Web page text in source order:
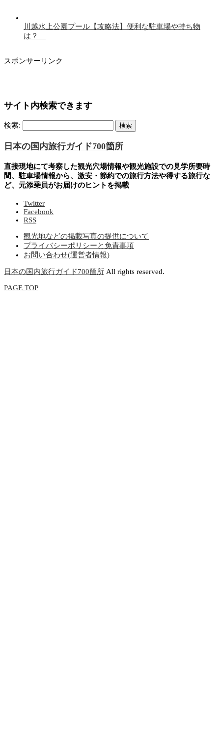
川越水上公園プール【攻略法】便利な駐車場や持ち物
は？
スポンサーリンク
サイト内検索できます
検索:
日本の国内旅行ガイド700箇所
直接現地にて考察した観光穴場情報や観光施設での見学所要時
間、駐車場情報から、激安・節約での旅行方法や得する旅行な
ど、元添乗員がお届けのヒントを掲載
Twitter
Facebook
RSS
観光地などの掲載写真の提供について
プライバシーポリシーと免責事項
お問い合わせ(運営者情報)
日本の国内旅行ガイド700箇所 All rights reserved.
PAGE TOP